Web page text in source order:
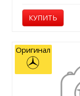
КУПИТЬ
Оригинал